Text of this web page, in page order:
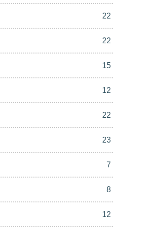
22
22
15
12
22
23
7
8
12